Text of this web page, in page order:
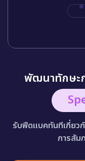
พัฒนาทักษะ
รับฟีดแบคทันทีเกี่ยว
การสัม